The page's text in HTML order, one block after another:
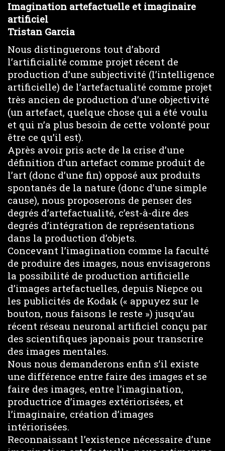
y
i
d
e
o
Imagination artefactuelle et imaginaire
artificiel
Tristan Garcia
Nous distinguerons tout d’abord
l’artificialité comme projet récent de
production d’une subjectivité (l’intelligence
artificielle) de l’artefactualité comme projet
très ancien de production d’une objectivité
(un artefact, quelque chose qui a été voulu
et qui n’a plus besoin de cette volonté pour
être ce qu’il est).
Après avoir pris acte de la crise d’une
définition d’un artefact comme produit de
l’art (donc d’une fin) opposé aux produits
spontanés de la nature (donc d’une simple
cause), nous proposerons de penser des
degrés d’artefactualité, c’est-à-dire des
degrés d’intégration de représentations
dans la production d’objets.
Concevant l’imagination comme la faculté
de produire des images, nous envisagerons
la possibilité de production artificielle
d’images artefactuelles, depuis Niepce ou
les publicités de Kodak (« appuyez sur le
bouton, nous faisons le reste ») jusqu’au
récent réseau neuronal artificiel conçu par
des scientifiques japonais pour transcrire
des images mentales.
Nous nous demanderons enfin s’il existe
une différence entre faire des images et se
faire des images, entre l’imagination,
productrice d’images extériorisées, et
l’imaginaire, création d’images
intériorisées.
Reconnaissant l’existence nécessaire d’une